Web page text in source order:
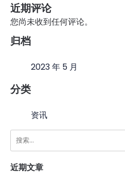
近期评论
您尚未收到任何评论。
归档
2023 年 5 月
分类
资讯
搜
索：
近期文章